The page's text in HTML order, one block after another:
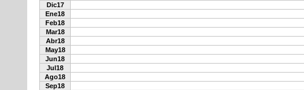
Dic17
Ene18
Feb18
Mar18
Abr18
May18
Jun18
Jul18
Ago18
Sep18